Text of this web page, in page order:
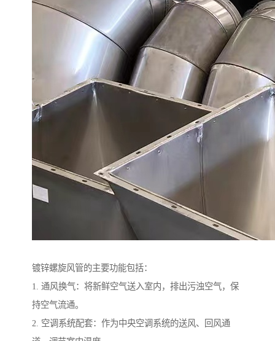
镀锌螺旋风管的主要功能包括：
1. 通风换气：将新鲜空气送入室内，排出污浊空气，保
持空气流通。
2. 空调系统配套：作为中央空调系统的送风、回风通